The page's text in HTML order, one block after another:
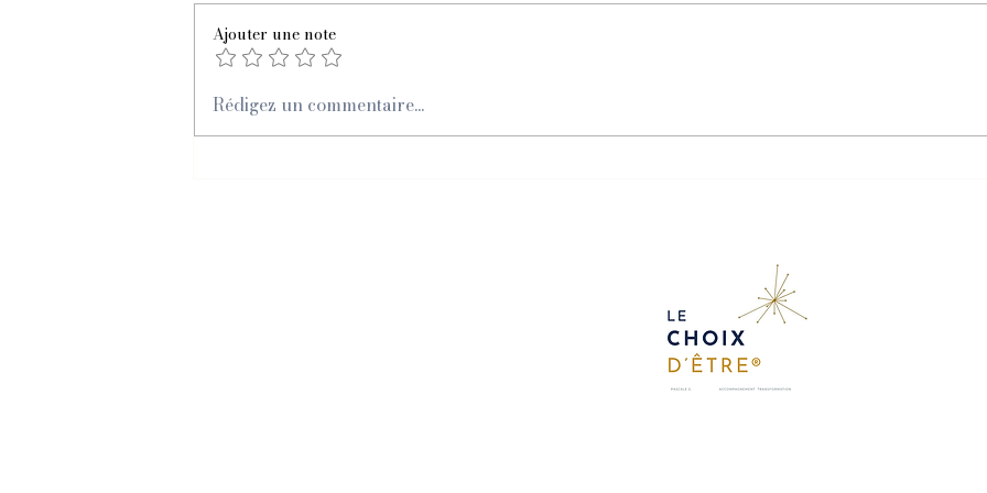
Ajouter une note
Rédigez un commentaire...